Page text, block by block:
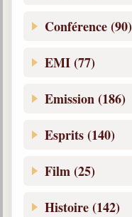
Conférence (90)
EMI (77)
Emission (186)
Esprits (140)
Film (25)
Histoire (142)